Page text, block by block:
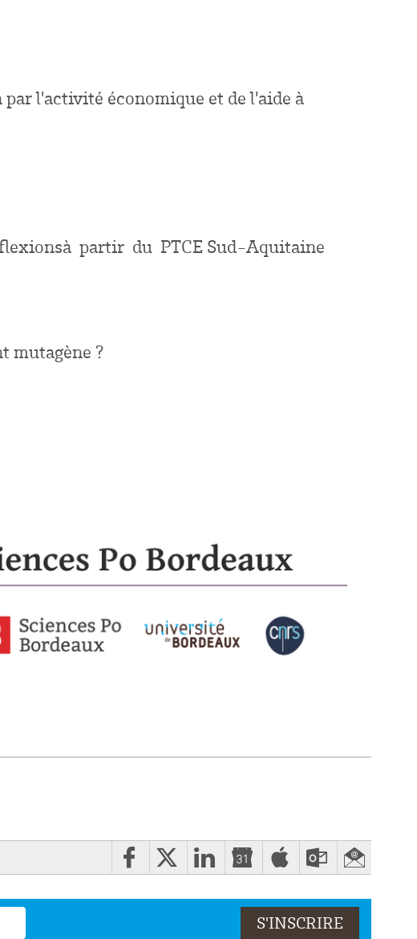
l'activité économique et de l'aide à
partir du PTCE Sud-Aquitaine
mutagène ?